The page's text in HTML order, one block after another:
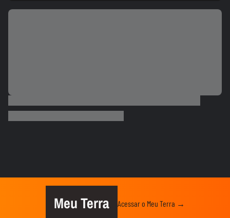
ESTADOS UNIDOS
na Espanha, e prefeito pede...
Meu Terra Acessar o Meu Terra →